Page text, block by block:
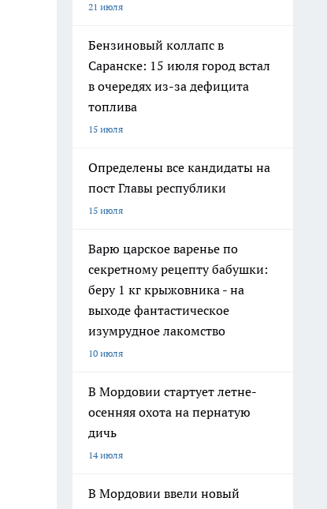
21 июля
Бензиновый коллапс в
Саранске: 15 июля город встал
в очередях из-за дефицита
топлива
15 июля
Определены все кандидаты на
пост Главы республики
15 июля
Варю царское варенье по
секретному рецепту бабушки:
беру 1 кг крыжовника - на
выходе фантастическое
изумрудное лакомство
10 июля
В Мордовии стартует летне-
осенняя охота на пернатую
дичь
14 июля
В Мордовии ввели новый